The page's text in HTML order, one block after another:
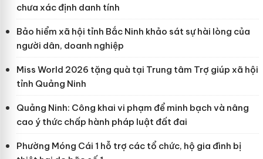
chưa xác định danh tính
Bảo hiểm xã hội tỉnh Bắc Ninh khảo sát sự hài lòng của
người dân, doanh nghiệp
Miss World 2026 tặng quà tại Trung tâm Trợ giúp xã hội
tỉnh Quảng Ninh
Quảng Ninh: Công khai vi phạm để minh bạch và nâng
cao ý thức chấp hành pháp luật đất đai
Phường Móng Cái 1 hỗ trợ các tổ chức, hộ gia đình bị